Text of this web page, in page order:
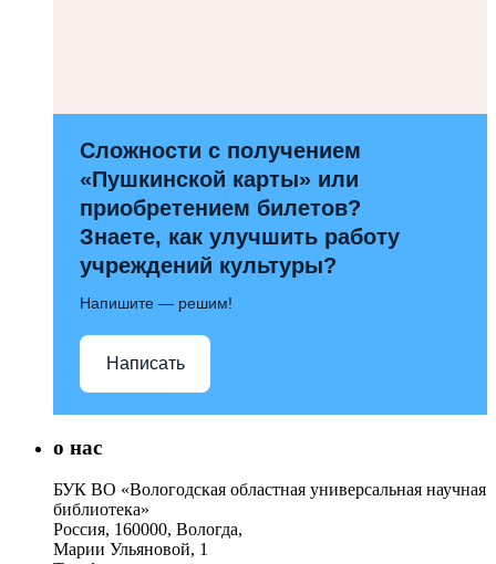
Сложности с получением
«Пушкинской карты» или
приобретением билетов?
Знаете, как улучшить работу
учреждений культуры?
Напишите — решим!
Написать
о нас
БУК ВО «Вологодская областная универсальная научная
библиотека»
Россия, 160000, Вологда,
Марии Ульяновой, 1